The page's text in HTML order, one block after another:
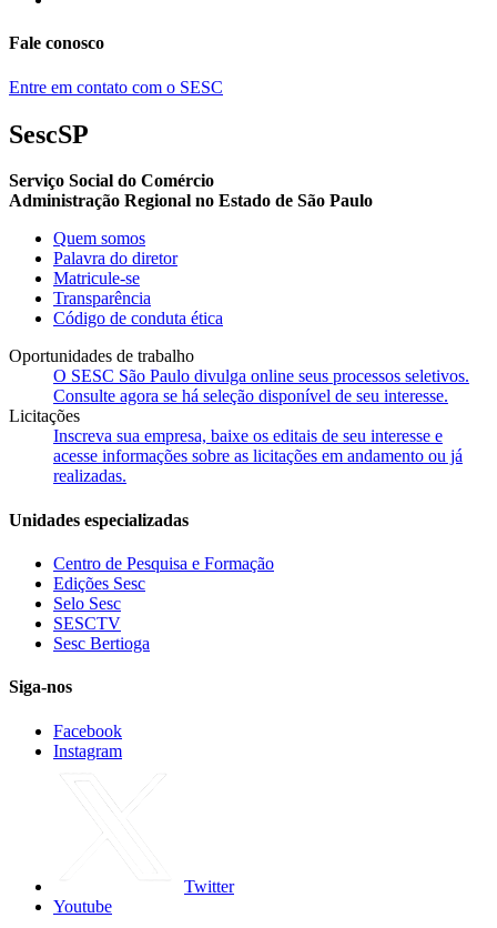
Fale conosco
Entre em contato com o SESC
SescSP
Serviço Social do Comércio
Administração Regional no Estado de São Paulo
Quem somos
Palavra do diretor
Matricule-se
Transparência
Código de conduta ética
Oportunidades de trabalho
O SESC São Paulo divulga online seus processos seletivos.
Consulte agora se há seleção disponível de seu interesse.
Licitações
Inscreva sua empresa, baixe os editais de seu interesse e
acesse informações sobre as licitações em andamento ou já
realizadas.
Unidades especializadas
Centro de Pesquisa e Formação
Edições Sesc
Selo Sesc
SESCTV
Sesc Bertioga
Siga-nos
Facebook
Instagram
Twitter
Youtube